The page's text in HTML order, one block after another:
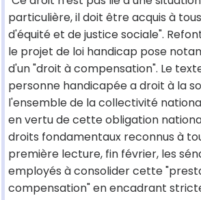
particulière, il doit être acquis à
d'équité et de justice sociale".
le projet de loi handicap pose
d'un "droit à compensation". Le
personne handicapée a droit à la
l'ensemble de la collectivité
en vertu de cette obligation
droits fondamentaux reconnus à
première lecture, fin février, les
employés à consolider cette
compensation" en encadrant